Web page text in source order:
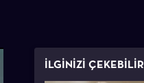
İLGİNİZİ ÇEKEBİLİR